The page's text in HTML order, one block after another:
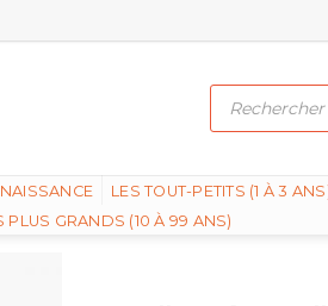
Recherche
LES TOUT-PETITS (1 À 3
PLUS GRANDS (10 À 99 ANS)